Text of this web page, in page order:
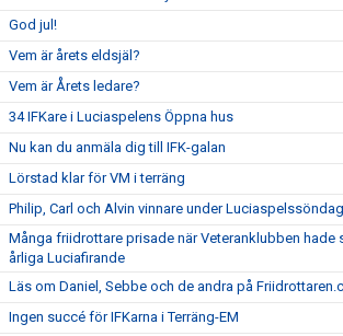
God jul!
Vem är årets eldsjäl?
Vem är Årets ledare?
34 IFKare i Luciaspelens Öppna hus
Nu kan du anmäla dig till IFK-galan
Lörstad klar för VM i terräng
Philip, Carl och Alvin vinnare under
Många friidrottare prisade när Veteranklubben hade
årliga Luciafirande
Läs om Daniel, Sebbe och de andra på
Ingen succé för IFKarna i Terräng-EM